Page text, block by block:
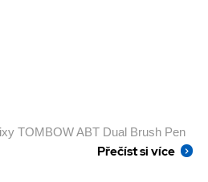
TOMBOW ABT Dual Brush Pen
Přečíst si více